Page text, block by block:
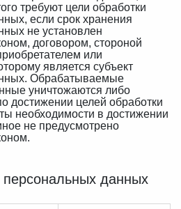
требуют цели обработки
если срок хранения
не установлен
договором, стороной
или
является субъект
Обрабатываемые
уничтожаются либо
достижении целей обработки
необходимости в достижении
не предусмотрено
данных